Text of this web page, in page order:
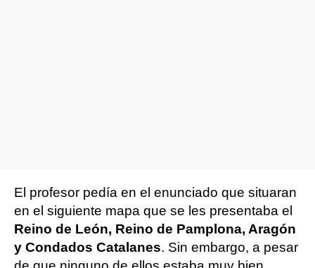
El profesor pedía en el enunciado que situaran
en el siguiente mapa que se les presentaba el
Reino de León, Reino de Pamplona, Aragón
y Condados Catalanes. Sin embargo, a pesar